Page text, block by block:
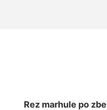
Rez marhule po